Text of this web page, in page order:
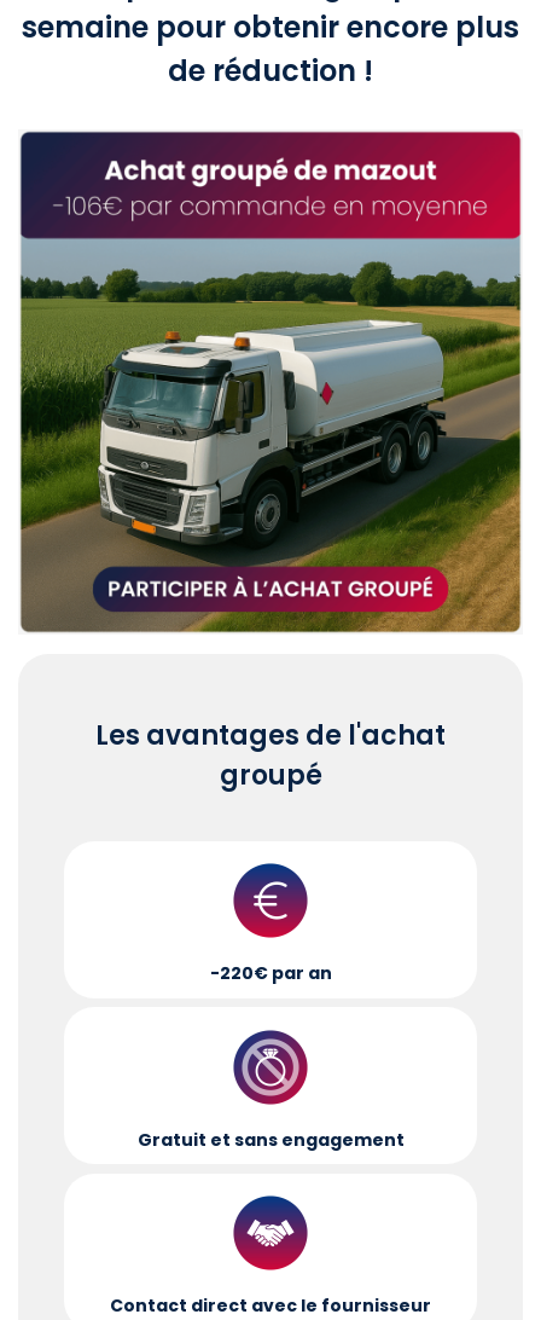
semaine pour obtenir encore plus
de réduction !
Les avantages de l'achat
groupé
-220€ par an
Gratuit et sans engagement
Contact direct avec le fournisseur